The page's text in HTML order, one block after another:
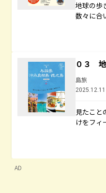
地球の歩
数々に合
０３
島旅
見たこ
けをフィ
AD